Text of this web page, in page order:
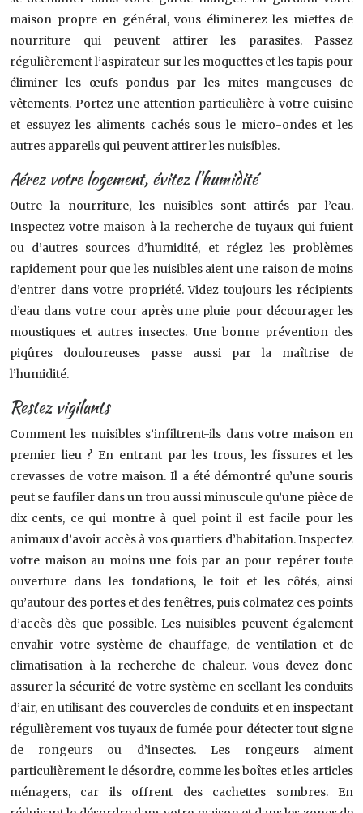
maison propre en général, vous éliminerez les miettes de
nourriture qui peuvent attirer les parasites. Passez
régulièrement l’aspirateur sur les moquettes et les tapis pour
éliminer les œufs pondus par les mites mangeuses de
vêtements. Portez une attention particulière à votre cuisine
et essuyez les aliments cachés sous le micro-ondes et les
autres appareils qui peuvent attirer les nuisibles.
Aérez votre logement, évitez l’humidité
Outre la nourriture, les nuisibles sont attirés par l’eau.
Inspectez votre maison à la recherche de tuyaux qui fuient
ou d’autres sources d’humidité, et réglez les problèmes
rapidement pour que les nuisibles aient une raison de moins
d’entrer dans votre propriété. Videz toujours les récipients
d’eau dans votre cour après une pluie pour décourager les
moustiques et autres insectes. Une bonne prévention des
piqûres douloureuses passe aussi par la maîtrise de
l’humidité.
Restez vigilants
Comment les nuisibles s’infiltrent-ils dans votre maison en
premier lieu ? En entrant par les trous, les fissures et les
crevasses de votre maison. Il a été démontré qu’une souris
peut se faufiler dans un trou aussi minuscule qu’une pièce de
dix cents, ce qui montre à quel point il est facile pour les
animaux d’avoir accès à vos quartiers d’habitation. Inspectez
votre maison au moins une fois par an pour repérer toute
ouverture dans les fondations, le toit et les côtés, ainsi
qu’autour des portes et des fenêtres, puis colmatez ces points
d’accès dès que possible. Les nuisibles peuvent également
envahir votre système de chauffage, de ventilation et de
climatisation à la recherche de chaleur. Vous devez donc
assurer la sécurité de votre système en scellant les conduits
d’air, en utilisant des couvercles de conduits et en inspectant
régulièrement vos tuyaux de fumée pour détecter tout signe
de rongeurs ou d’insectes. Les rongeurs aiment
particulièrement le désordre, comme les boîtes et les articles
ménagers, car ils offrent des cachettes sombres. En